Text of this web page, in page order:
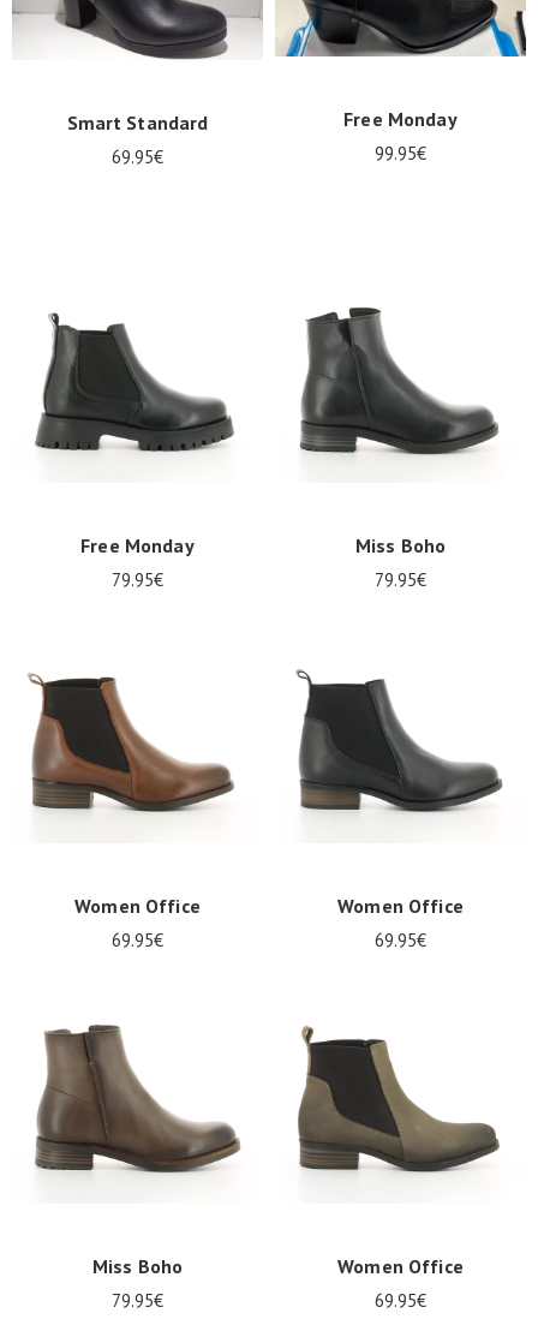
Smart Standard
69.95€
Free Monday
99.95€
Free Monday
79.95€
Miss Boho
79.95€
Women Office
69.95€
Women Office
69.95€
Miss Boho
79.95€
Women Office
69.95€